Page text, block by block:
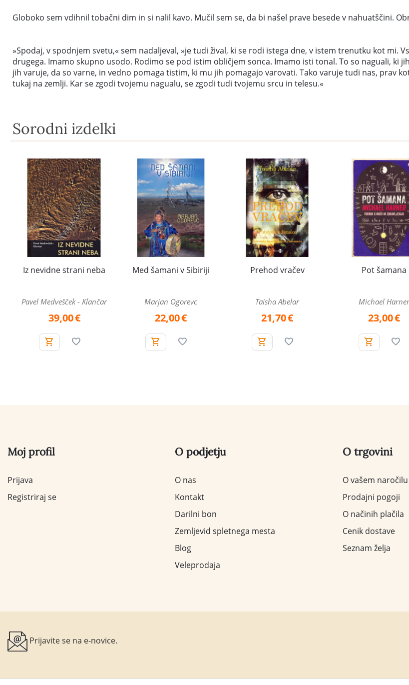
Globoko sem vdihnil tobačni dim in si nalil kavo. Mučil sem se, da bi našel prave besede v nahuatščini.
»Spodaj, v spodnjem svetu,« sem nadaljeval, »je tudi žival, ki se rodi istega dne, v istem trenutku kot mi.
drugega. Imamo skupno usodo. Rodimo se pod istim obličjem sonca. Imamo isti tonal. To so naguali, ki
jih varuje, da so varne, in vedno pomaga tistim, ki mu jih pomagajo varovati. Tako varuje tudi nas, prav
tukaj na zemlji. Kar se zgodi tvojemu nagualu, se zgodi tudi tvojemu srcu in telesu.«
Sorodni izdelki
Iz nevidne strani neba
Pavel Medvešček - Klančar
39,00€
Med šamani v Sibiriji
Marjan Ogorevc
22,00€
Prehod vračev
Taisha Abelar
21,70€
Pot šamana
Michael Harner
23,00€
Moj profil
Prijava
Registriraj se
O podjetju
O nas
Kontakt
Darilni bon
Zemljevid spletnega mesta
Blog
Veleprodaja
O trgovini
O vašem naročilu
Prodajni pogoji
O načinih plačila
Cenik dostave
Seznam želja
Prijavite se na e-novice.